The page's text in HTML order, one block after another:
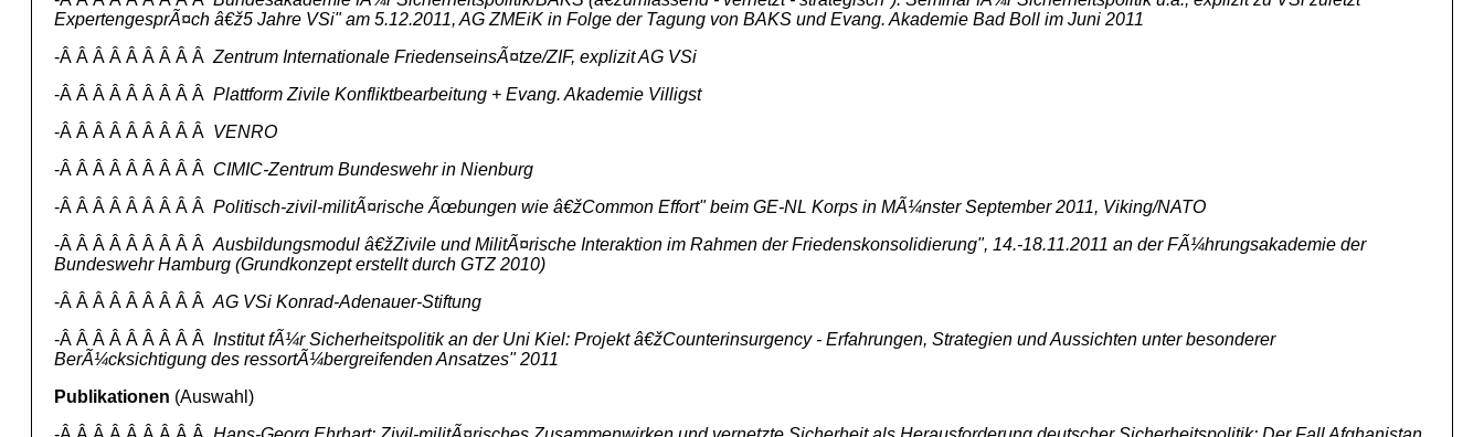
ExpertengesprÃ¤ch â€ž5 Jahre VSi" am 5.12.2011, AG ZMEiK in Folge der Tagung von BAKS und Evang. Akademie Bad Boll im Juni 2011
-Â Â Â Â Â Â Â Â Â Zentrum Internationale FriedenseinsÃ¤tze/ZIF, explizit AG VSi
-Â Â Â Â Â Â Â Â Â Plattform Zivile Konfliktbearbeitung + Evang. Akademie Villigst
-Â Â Â Â Â Â Â Â Â VENRO
-Â Â Â Â Â Â Â Â Â CIMIC-Zentrum Bundeswehr in Nienburg
-Â Â Â Â Â Â Â Â Â Politisch-zivil-militÃ¤rische Ãœbungen wie â€žCommon Effort" beim GE-NL Korps in MÃ¼nster September 2011, Viking/NATO
-Â Â Â Â Â Â Â Â Â Ausbildungsmodul â€žZivile und MilitÃ¤rische Interaktion im Rahmen der Friedenskonsolidierung", 14.-18.11.2011 an der FÃ¼hrungsakademie der
Bundeswehr Hamburg (Grundkonzept erstellt durch GTZ 2010)
-Â Â Â Â Â Â Â Â Â AG VSi Konrad-Adenauer-Stiftung
-Â Â Â Â Â Â Â Â Â Institut fÃ¼r Sicherheitspolitik an der Uni Kiel: Projekt â€žCounterinsurgency - Erfahrungen, Strategien und Aussichten unter besonderer
BerÃ¼cksichtigung des ressortÃ¼bergreifenden Ansatzes" 2011
Publikationen (Auswahl)